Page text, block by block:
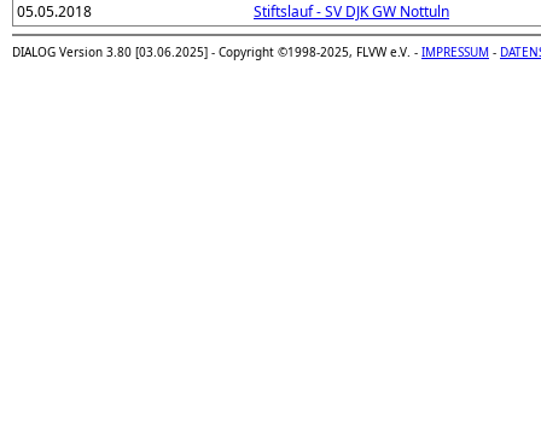
05.05.2018
Stiftslauf - SV DJK GW Nottuln
DIALOG Version 3.80 [03.06.2025] - Copyright ©1998-2025, FLVW e.V. - IMPRESSUM -